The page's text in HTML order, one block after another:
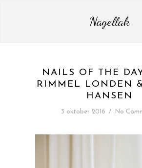
Nagellak
NAILS OF THE
RIMMEL LONDEN
HANSEN
3 oktober 2016 / No